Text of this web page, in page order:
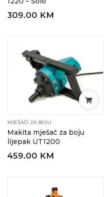
309.00 KM
MJEŠAČI ZA BOJU
Makita mješač za boju
lijepak UT1200
459.00 KM